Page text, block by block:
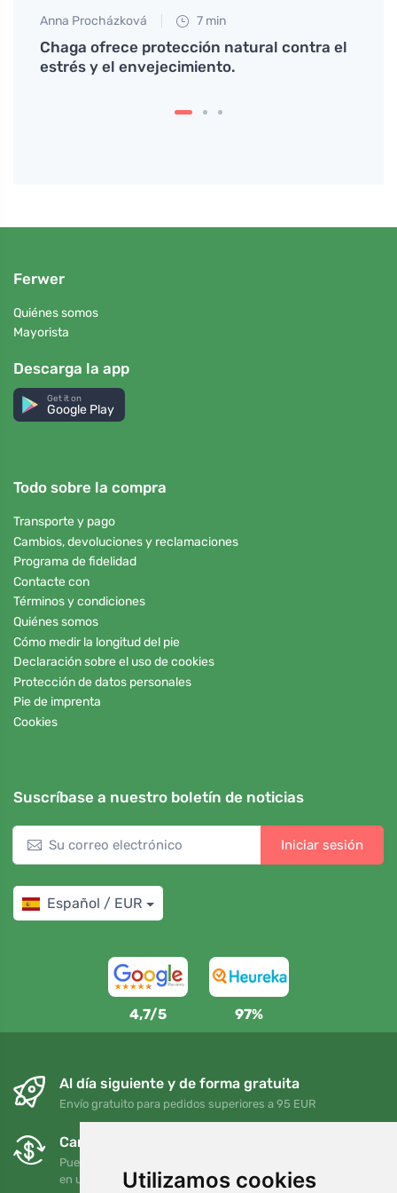
Utilizamos cookies
Anna Procházková 7 min
Chaga ofrece protección natural contra el
estrés y el envejecimiento.
Ferwer
Quiénes somos
Mayorista
Descarga la app
Get it on
Google Play
Todo sobre la compra
Transporte y pago
Cambios, devoluciones y reclamaciones
Programa de fidelidad
Contacte con
Términos y condiciones
Quiénes somos
Cómo medir la longitud del pie
Declaración sobre el uso de cookies
Protección de datos personales
Pie de imprenta
Cookies
Suscríbase a nuestro boletín de noticias
Iniciar sesión
Español / EUR
4,7/5 97%
Al día siguiente y de forma gratuita
Envío gratuito para pedidos superiores a 95 EUR
Cambios y devoluciones gratuitos
Puede devolver o cambiar su pedido en cualquier momento
en un plazo de 90 días